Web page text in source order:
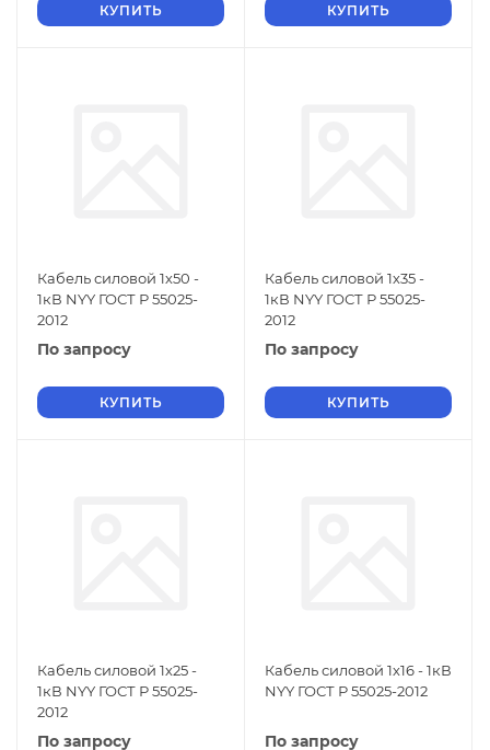
КУПИТЬ КУПИТЬ
Кабель силовой 1х50 -
1кВ NYY ГОСТ Р 55025-
2012
По запросу
КУПИТЬ
Кабель силовой 1х35 -
1кВ NYY ГОСТ Р 55025-
2012
По запросу
КУПИТЬ
Кабель силовой 1х25 -
1кВ NYY ГОСТ Р 55025-
2012
По запросу
Кабель силовой 1х16 - 1кВ
NYY ГОСТ Р 55025-2012
По запросу